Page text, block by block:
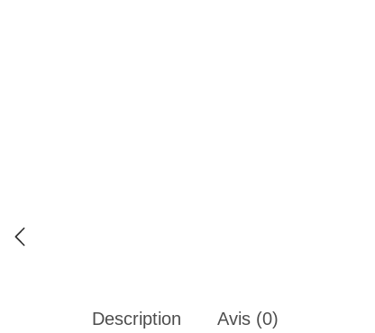
Description Avis (0)